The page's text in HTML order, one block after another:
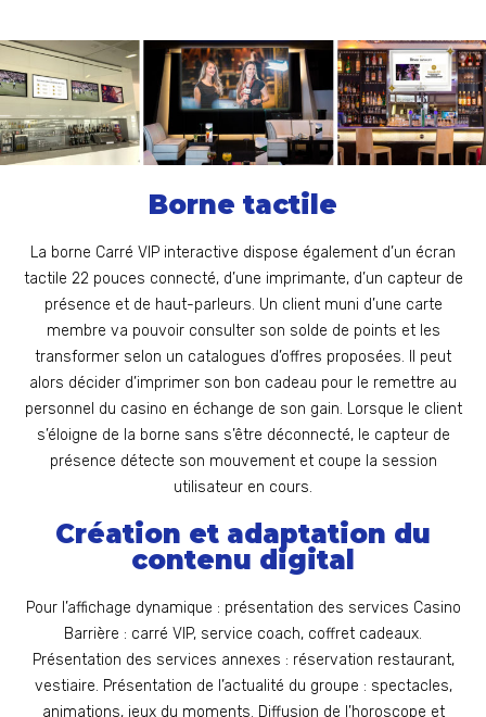
Borne tactile
La borne Carré VIP interactive dispose également d’un écran
tactile 22 pouces connecté, d’une imprimante, d’un capteur de
présence et de haut-parleurs. Un client muni d’une carte
membre va pouvoir consulter son solde de points et les
transformer selon un catalogues d’offres proposées. Il peut
alors décider d’imprimer son bon cadeau pour le remettre au
personnel du casino en échange de son gain. Lorsque le client
s’éloigne de la borne sans s’être déconnecté, le capteur de
présence détecte son mouvement et coupe la session
utilisateur en cours.
Création et adaptation du
contenu digital
Pour l’affichage dynamique : présentation des services Casino
Barrière : carré VIP, service coach, coffret cadeaux.
Présentation des services annexes : réservation restaurant,
vestiaire. Présentation de l’actualité du groupe : spectacles,
animations, jeux du moments. Diffusion de l’horoscope et